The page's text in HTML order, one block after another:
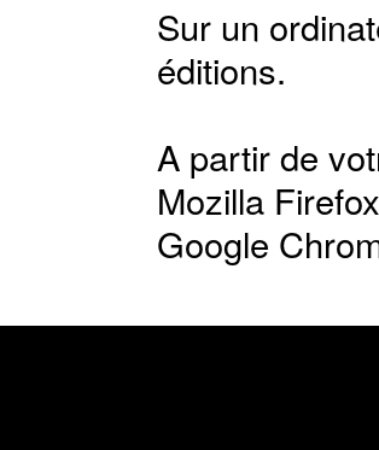
Sur un
éditions.
A partir de
Mozilla
Google